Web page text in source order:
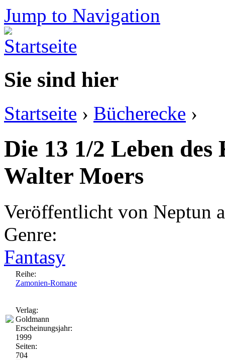
Jump to Navigation
Sie sind hier
Startseite › Bücherecke ›
Die 13 1/2 Leben
Walter Moers
Veröffentlicht von Neptun
Genre:
Fantasy
Reihe:
Zamonien-Romane
Verlag:
Goldmann
Erscheinungsjahr:
1999
Seiten:
704